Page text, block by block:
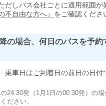
だしバス会社ごとに適用範囲が
不自由な方へ』 をご確認くださ
の場合、何日のバスを予約
乗車日はご到着日の前日の日付
24:30発（1月1日の00:30発）の
ださい。